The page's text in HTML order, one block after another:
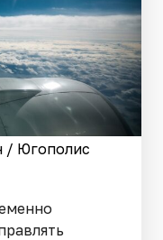
/ Югополис